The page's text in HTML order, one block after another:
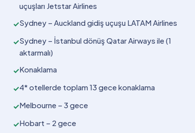
uçuşları Jetstar Airlines
✓Sydney – Auckland gidiş uçuşu LATAM Airlines
✓Sydney – İstanbul dönüş Qatar Airways ile (1
aktarmalı)
✓Konaklama
✓4* otellerde toplam 13 gece konaklama
✓Melbourne – 3 gece
✓Hobart – 2 gece